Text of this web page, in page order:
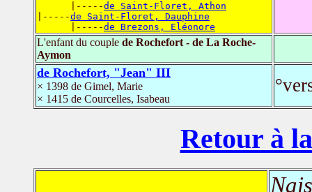
      |-----
de Saint-Floret, Athon
|-----de Saint-Floret, Dauphine
      |-----
de Brezons, Eléonore
L'enfant du couple de Rochefort - de La Roche-
Aymon
de Rochefort, "Jean" III
× 1398 de Gimel, Marie
× 1415 de Courcelles, Isabeau
Retour à